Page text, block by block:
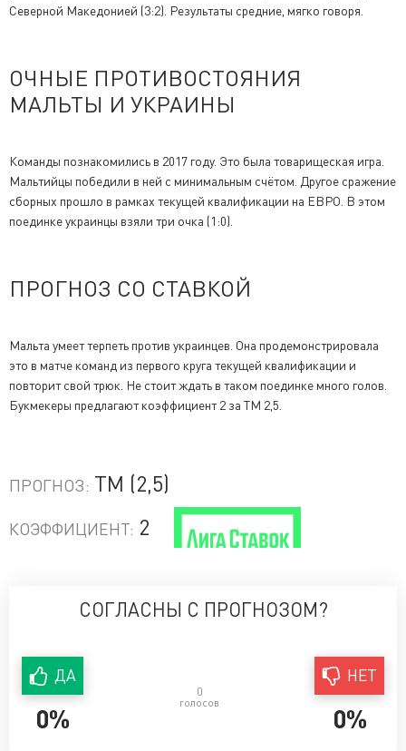
Северной Македонией (3:2). Результаты средние, мягко говоря.
ОЧНЫЕ ПРОТИВОСТОЯНИЯ
МАЛЬТЫ И УКРАИНЫ
Команды познакомились в 2017 году. Это была товарищеская игра.
Мальтийцы победили в ней с минимальным счётом. Другое сражение
сборных прошло в рамках текущей квалификации на ЕВРО. В этом
поединке украинцы взяли три очка (1:0).
ПРОГНОЗ СО СТАВКОЙ
Мальта умеет терпеть против украинцев. Она продемонстрировала
это в матче команд из первого круга текущей квалификации и
повторит свой трюк. Не стоит ждать в таком поединке много голов.
Букмекеры предлагают коэффициент 2 за ТМ 2,5.
ПРОГНОЗ: ТМ (2,5)
КОЭФФИЦИЕНТ: 2
СОГЛАСНЫ С ПРОГНОЗОМ?
ДА
0%
0
голосов
0%
НЕТ